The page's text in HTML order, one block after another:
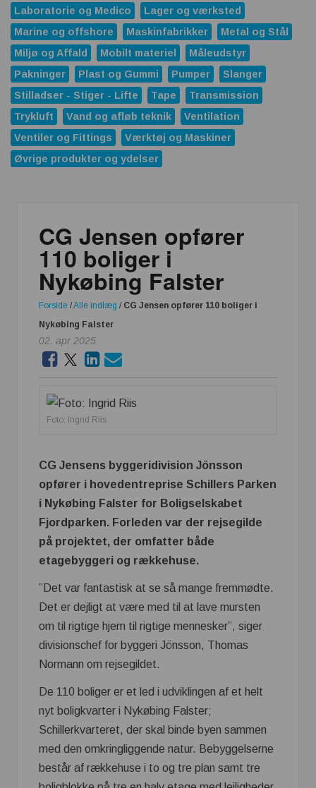
Laboratorie og Medico
Lager og værksted
Marine og offshore
Maskinfabrikker
Metal og Stål
Miljø og Affald
Mobilt materiel
Måleudstyr
Pakninger
Plast og Gummi Pumper
Slanger
Stilladser - Stiger - Lifte
Tape
Transmission
Trykluft
Vand og afløb teknik
Ventilation
Ventiler og Fittings
Værktøj og Maskiner
Øvrige produkter og ydelser
CG Jensen opfører
110 boliger i
Nykøbing Falster
Forside /Alle indlæg / CG Jensen opfører 110 boliger i
Nykøbing Falster
02. apr 2025
Foto: Ingrid Riis
CG Jensens byggeridivision Jönsson
opfører i hovedentreprise Schillers Parken
i Nykøbing Falster for Boligselskabet
Fjordparken. Forleden var der rejsegilde
på projektet, der omfatter både
etagebyggeri og rækkehuse.
”Det var fantastisk at se så mange fremmødte.
Det er dejligt at være med til at lave mursten
om til rigtige hjem til rigtige mennesker”, siger
divisionschef for byggeri Jönsson, Thomas
Normann om rejsegildet.
De 110 boliger er et led i udviklingen af et helt
nyt boligkvarter i Nykøbing Falster;
Schillerkvarteret, der skal binde byen sammen
med den omkringliggende natur. Bebyggelserne
består af rækkehuse i to og tre plan samt tre